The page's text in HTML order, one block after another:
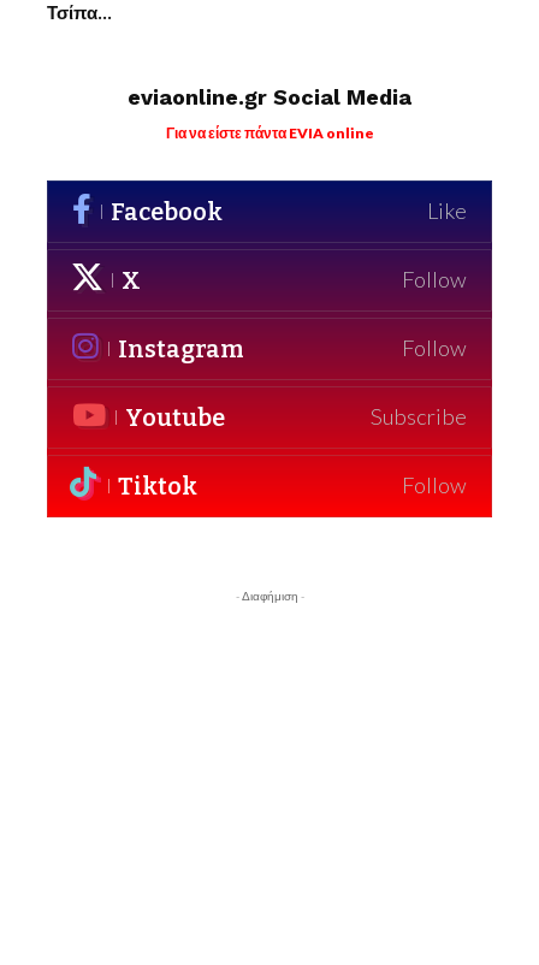
Τσίπα…
eviaonline.gr Social Media
Για να είστε πάντα EVIA online
Facebook Like
X Follow
Instagram Follow
Youtube Subscribe
Tiktok Follow
- Διαφήμιση -